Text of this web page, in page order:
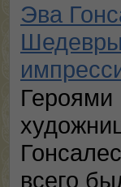
Эва
Шедевры
Героями
всего